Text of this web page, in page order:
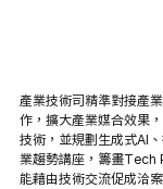
產業技術司精準對接產
作，擴大產業媒合效果
技術，並規劃生成式AI
業趨勢講座，籌畫Tech
能藉由技術交流促成洽